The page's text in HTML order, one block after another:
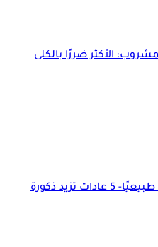
الأكثر ضررًا بالكلى
رفع هرمون التستوستيرون طبيعيًا- 5 عادات تزيد ذكورة